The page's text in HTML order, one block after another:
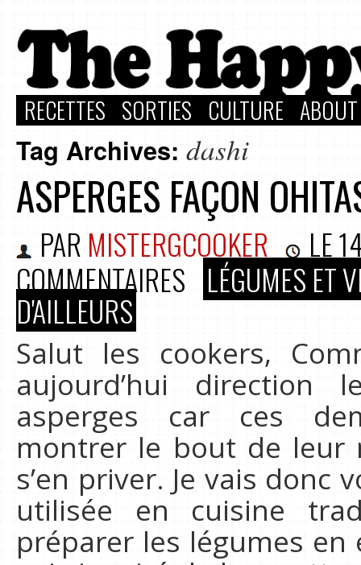
RECETTES SORTIES CULTURE
Tag Archives: dashi
ASPERGES FAÇON
PAR MISTERGCOOKER LE
COMMENTAIRES LÉGUMES ET
D'AILLEURS
Salut les cookers,
aujourd’hui direction
asperges car ces
montrer le bout de leur
s’en priver. Je vais
utilisée en cuisine
préparer les légumes en